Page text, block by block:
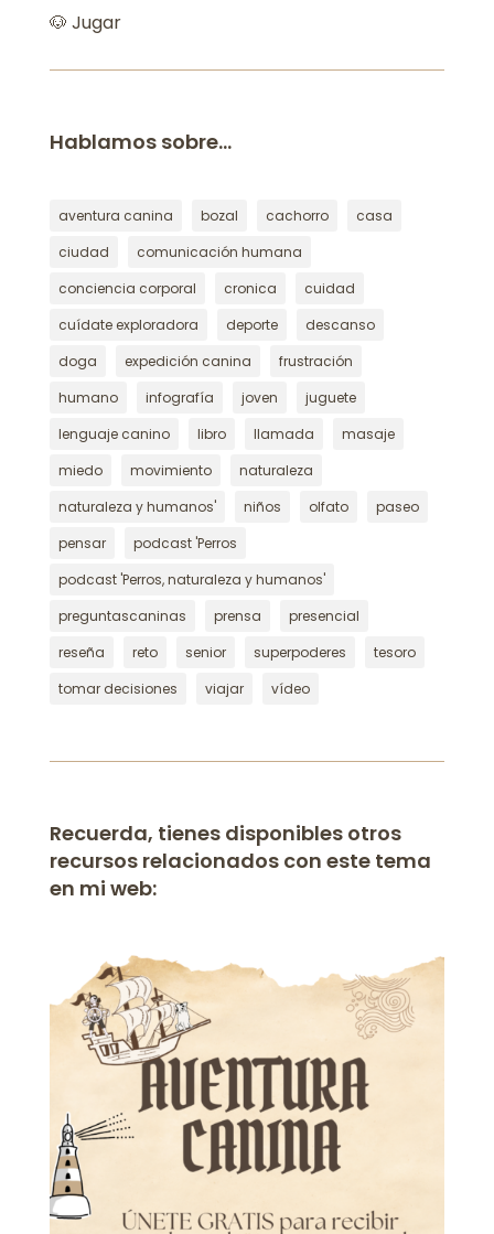
🐶 Jugar
Hablamos sobre…
aventura canina bozal cachorro
casa
ciudad
comunicación humana
conciencia corporal
cronica
cuidad
cuídate exploradora
deporte
descanso
doga
expedición canina
frustración
humano
infografía joven
juguete
lenguaje canino
libro llamada
masaje
miedo
movimiento
naturaleza
naturaleza y humanos'
niños olfato
paseo
pensar
podcast 'Perros
podcast 'Perros, naturaleza y humanos'
preguntascaninas
prensa
presencial
reseña
reto senior superpoderes
tesoro
tomar decisiones
viajar vídeo
Recuerda, tienes disponibles otros
recursos relacionados con este tema
en mi web: